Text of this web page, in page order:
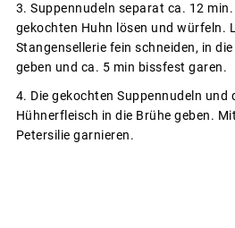
Suppennudeln separat ca. 12
gekochten Huhn lösen und würfeln.
Stangensellerie fein schneiden, in
geben und ca. 5 min bissfest garen.
Die gekochten Suppennudeln und
Hühnerfleisch in die Brühe geben.
Petersilie garnieren.